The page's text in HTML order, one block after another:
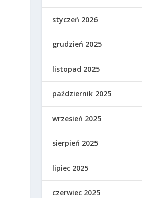
styczeń 2026
grudzień 2025
listopad 2025
październik 2025
wrzesień 2025
sierpień 2025
lipiec 2025
czerwiec 2025